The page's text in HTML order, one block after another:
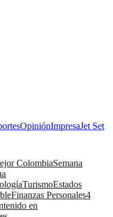
OpiniónImpresaJet Set
ColombiaSemana
TurismoEstados
Finanzas Personales4
en